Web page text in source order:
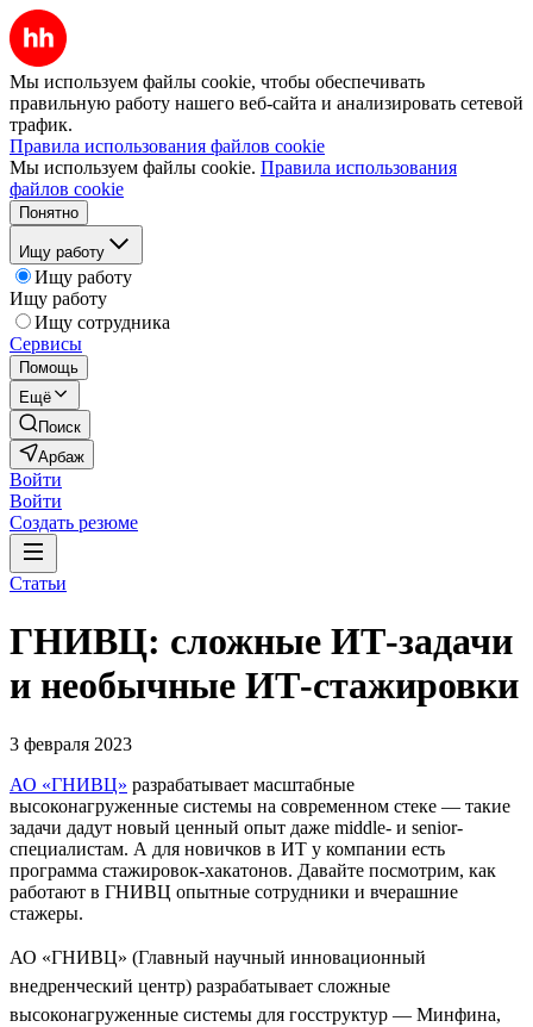
Мы используем файлы cookie, чтобы обеспечивать
правильную работу нашего веб-сайта и анализировать сетевой
трафик.
Правила использования файлов cookie
Мы используем файлы cookie. Правила использования
файлов cookie
Понятно
Ищу работу
Ищу работу
Ищу работу
Ищу сотрудника
Сервисы
Помощь
Ещё
Поиск
Арбаж
Войти
Войти
Создать резюме
Статьи
ГНИВЦ: сложные ИТ‑задачи
и необычные ИТ‑стажировки
3 февраля 2023
АО «ГНИВЦ» разрабатывает масштабные
высоконагруженные системы на современном стеке — такие
задачи дадут новый ценный опыт даже middle- и senior-
специалистам. А для новичков в ИТ у компании есть
программа стажировок-хакатонов. Давайте посмотрим, как
работают в ГНИВЦ опытные сотрудники и вчерашние
стажеры.
АО «ГНИВЦ» (Главный научный инновационный
внедренческий центр) разрабатывает сложные
высоконагруженные системы для госструктур — Минфина,